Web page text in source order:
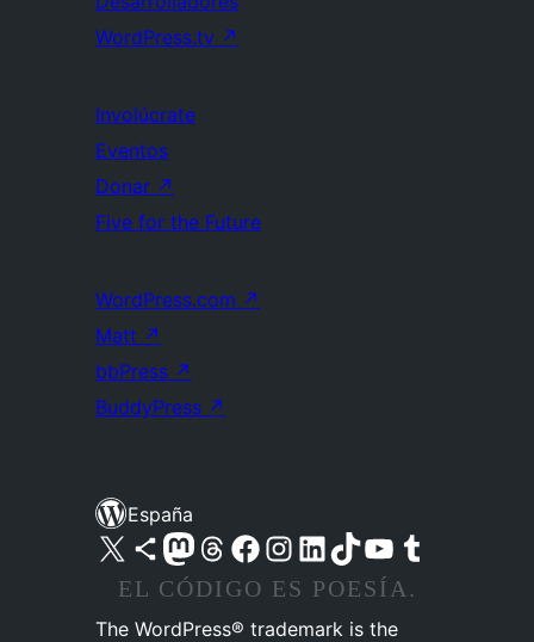
WordPress.tv ↗
Involúcrate
Eventos
Donar ↗
Five for the Future
WordPress.com ↗
Matt ↗
bbPress ↗
BuddyPress ↗
España
Visita nuestra cuenta de X (anteriormente Twitter)
Visita nuestra cuenta de Bluesky
Visita nuestra cuenta de Mastodon
Visita nuestra cuenta de Threads
Visita nuestra página de Facebook
Visita nuestra cuenta de Instagram
Visita nuestra cuenta de LinkedIn
Visita nuestra cuenta de TikTok
Visita nuestro canal de YouTube
Visita nuestra cuenta de Tumblr
EL CÓDIGO ES POESÍA.
The WordPress® trademark is the